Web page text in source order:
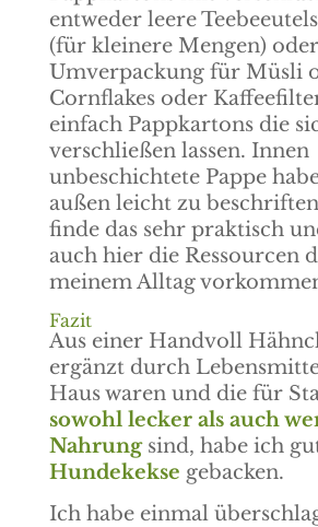
entweder leere
(für kleinere Mengen)
Umverpackung für Müsli
Cornflakes oder
einfach Pappkartons die
verschließen lassen. Innen
unbeschichtete Pappe
außen leicht zu
finde das sehr praktisch
auch hier die Ressourcen
meinem Alltag
Fazit
Aus einer Handvoll
ergänzt durch
Haus waren und die für
sowohl lecker als auch
Nahrungsind, habe ich
Hundekekse gebacken.
Ich habe einmal